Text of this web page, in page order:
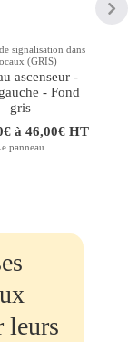
signalisation dans
(GRIS)
ascenseur -
- Fond
gris
à 46,00€ HT
panneau
leurs